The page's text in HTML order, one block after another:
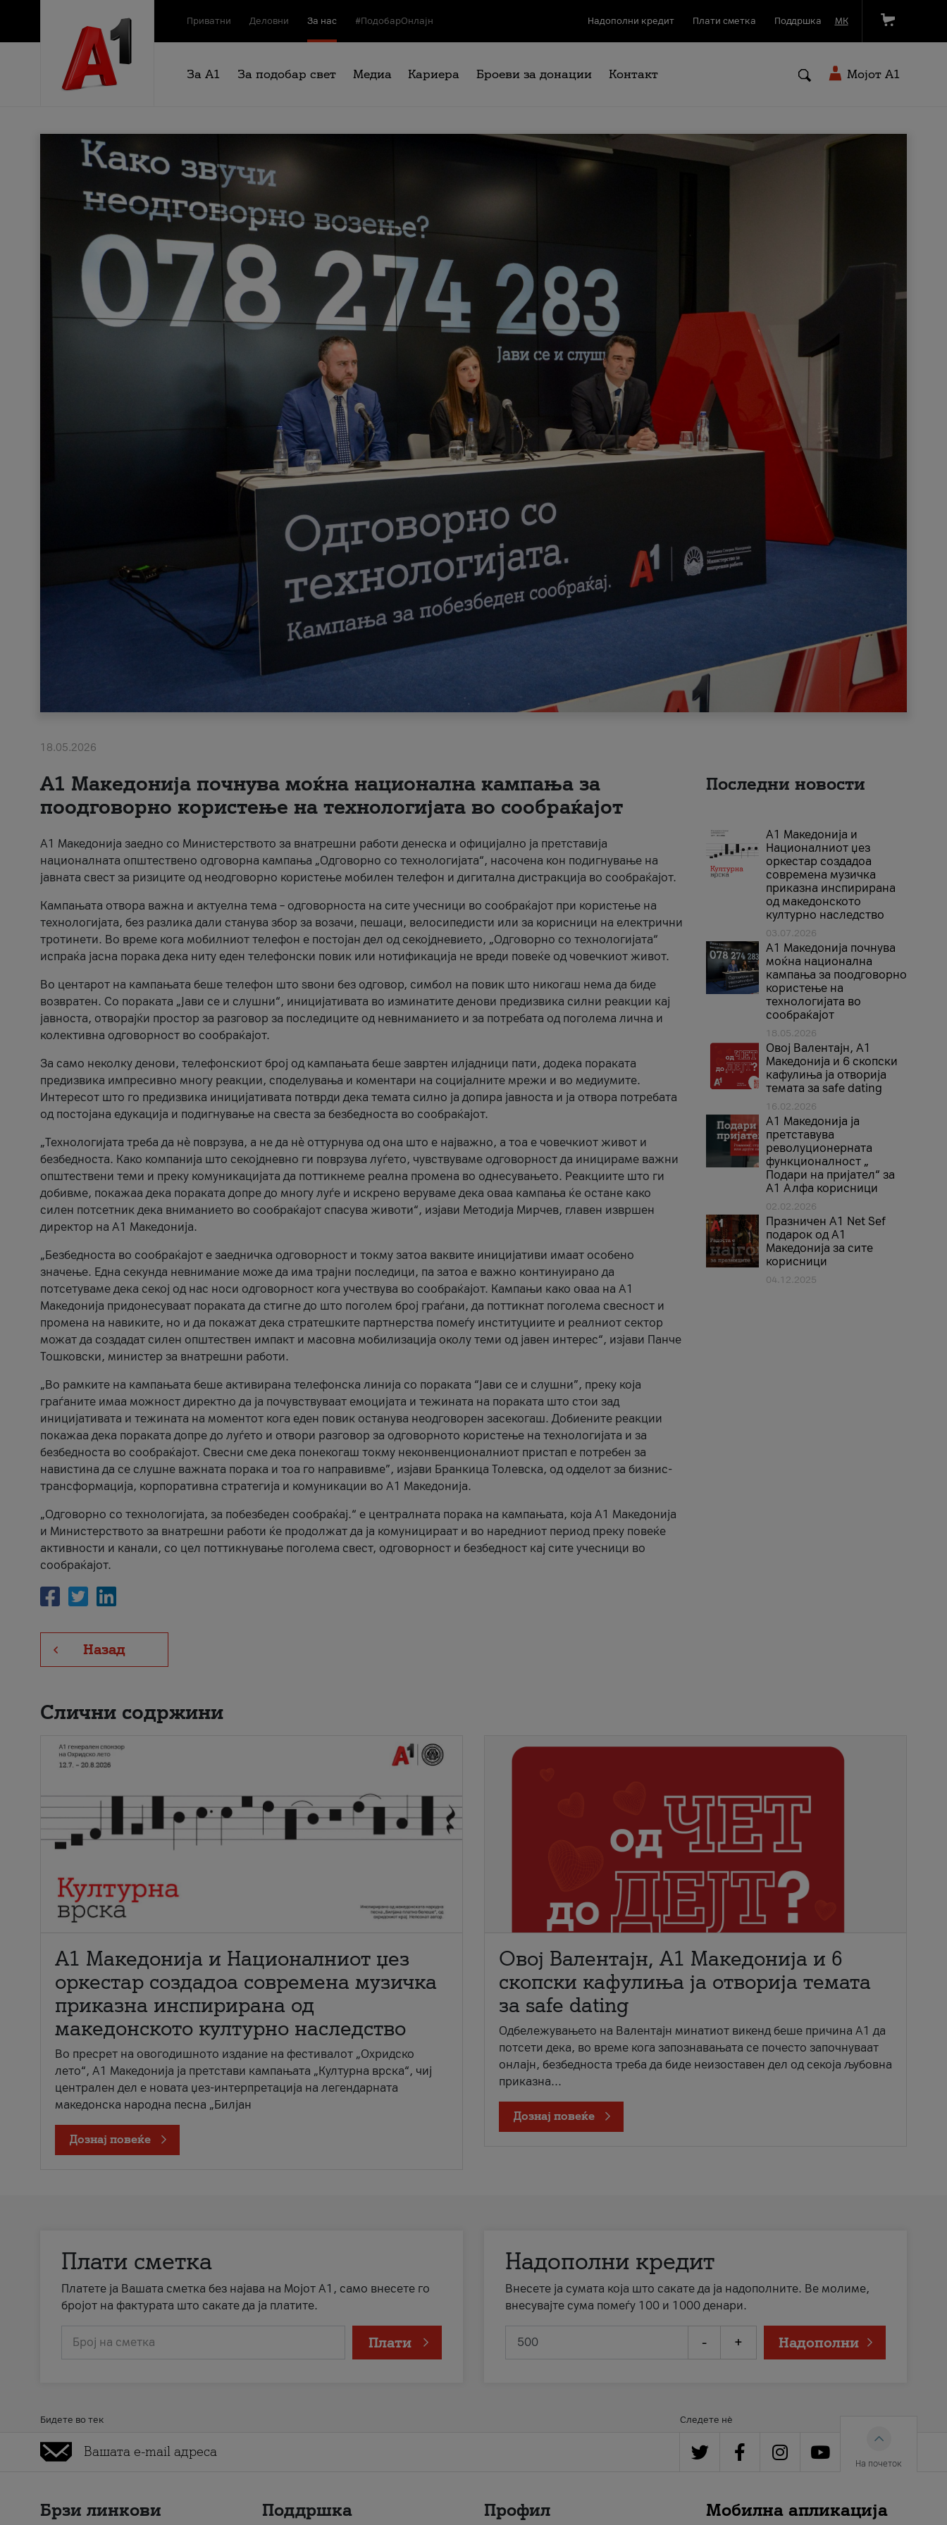
Приватни Деловни За нас #ПодобарОнлајн Надополни кредит Плати сметка Поддршка МК
За А1 За подобар свет Медиа Кариера Броеви за донации Контакт Мојот A1
18.05.2026
A1 Македонија почнува моќна национална кампања за
поодговорно користење на технологијата во сообраќајот
A1 Македонија заедно со Министерството за внатрешни работи денеска и официјално ја претставија
националната општествено одговорна кампања „Одговорно со технологијата“, насочена кон подигнување на
јавната свест за ризиците од неодговорно користење мобилен телефон и дигитална дистракција во сообраќајот.
Кампањата отвора важна и актуелна тема – одговорноста на сите учесници во сообраќајот при користење на
технологијата, без разлика дали станува збор за возачи, пешаци, велосипедисти или за корисници на електрични
тротинети. Во време кога мобилниот телефон е постојан дел од секојдневието, „Одговорно со технологијата“
испраќа јасна порака дека ниту еден телефонски повик или нотификација не вреди повеќе од човечкиот живот.
Во центарот на кампањата беше телефон што ѕвони без одговор, симбол на повик што никогаш нема да биде
возвратен. Со пораката „Јави се и слушни“, иницијативата во изминатите денови предизвика силни реакции кај
јавноста, отворајќи простор за разговор за последиците од невниманието и за потребата од поголема лична и
колективна одговорност во сообраќајот.
За само неколку денови, телефонскиот број од кампањата беше завртен илјадници пати, додека пораката
предизвика импресивно многу реакции, споделувања и коментари на социјалните мрежи и во медиумите.
Интересот што го предизвика иницијативата потврди дека темата силно ја допира јавноста и ја отвора потребата
од постојана едукација и подигнување на свеста за безбедноста во сообраќајот.
„Технологијата треба да нè поврзува, а не да нè оттурнува од она што е најважно, а тоа е човечкиот живот и
безбедноста. Како компанија што секојдневно ги поврзува луѓето, чувствуваме одговорност да иницираме важни
општествени теми и преку комуникацијата да поттикнеме реална промена во однесувањето. Реакциите што ги
добивме, покажаа дека пораката допре до многу луѓе и искрено веруваме дека оваа кампања ќе остане како
силен потсетник дека вниманието во сообраќајот спасува животи“, изјави Методија Мирчев, главен извршен
директор на А1 Македонија.
„Безбедноста во сообраќајот е заедничка одговорност и токму затоа ваквите иницијативи имаат особено
значење. Една секунда невнимание може да има трајни последици, па затоа е важно континуирано да
потсетуваме дека секој од нас носи одговорност кога учествува во сообраќајот. Кампањи како оваа на A1
Македонија придонесуваат пораката да стигне до што поголем број граѓани, да поттикнат поголема свесност и
промена на навиките, но и да покажат дека стратешките партнерства помеѓу институциите и реалниот сектор
можат да создадат силен општествен импакт и масовна мобилизација околу теми од јавен интерес“, изјави Панче
Тошковски, министер за внатрешни работи.
„Во рамките на кампањата беше активирана телефонска линија со пораката “Јави се и слушни”, преку која
граѓаните имаа можност директно да ја почувствуваат емоцијата и тежината на пораката што стои зад
иницијативата и тежината на моментот кога еден повик останува неодговорен засекогаш. Добиените реакции
покажаа дека пораката допре до луѓето и отвори разговор за одговорното користење на технологијата и за
безбедноста во сообраќајот. Свесни сме дека понекогаш токму неконвенционалниот пристап е потребен за
навистина да се слушне важната порака и тоа го направивме”, изјави Бранкица Толевска, од одделот за бизнис-
трансформација, корпоративна стратегија и комуникации во А1 Македонија.
„Одговорно со технологијата, за побезбеден сообраќај.“ е централната порака на кампањата, која A1 Македонија
и Министерството за внатрешни работи ќе продолжат да ја комуницираат и во наредниот период преку повеќе
активности и канали, со цел поттикнување поголема свест, одговорност и безбедност кај сите учесници во
сообраќајот.
Назад
Последни новости
А1 Македонија и
Националниот џез
оркестар создадоа
современа музичка
приказна инспирирана
од македонското
културно наследство
03.07.2026
A1 Македонија почнува
моќна национална
кампања за поодговорно
користење на
технологијата во
сообраќајот
18.05.2026
Овој Валентајн, A1
Македонија и 6 скопски
кафулиња ја отворија
темата за safe dating
16.02.2026
А1 Македонија ја
претставува
револуционерната
функционалност „
Подари на пријател“ за
А1 Алфа корисници
02.02.2026
Празничен A1 Net Sеf
подарок од А1
Македонија за сите
корисници
04.12.2025
Слични содржини
А1 Македонија и Националниот џез
оркестар создадоа современа музичка
приказна инспирирана од
македонското културно наследство
Во пресрет на овогодишното издание на фестивалот „Охридско
лето“, А1 Македонија ја претстави кампањата „Културна врска“, чиј
централен дел е новата џез-интерпретација на легендарната
македонска народна песна „Билјан
Дознај повеќе
Овој Валентајн, A1 Македонија и 6
скопски кафулиња ја отворија темата
за safe dating
Одбележувањето на Валентајн минатиот викенд беше причина А1 да
потсети дека, во време кога запознавањата се почесто започнуваат
онлајн, безбедноста треба да биде неизоставен дел од секоја љубовна
приказна...
Дознај повеќе
Плати сметка
Платете ја Вашата сметка без најава на Мојот А1, само внесете го
бројот на фактурата што сакате да ја платите.
Број на сметка Плати
Надополни кредит
Внесете ја сумата која што сакате да ја надополните. Ве молиме,
внесувајте сума помеѓу 100 и 1000 денари.
- + Надополни
Бидете во тек Следете нè
На почеток
Брзи линкови Поддршка Профил Мобилна апликација